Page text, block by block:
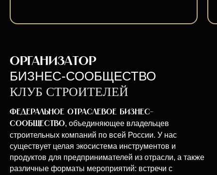
ОРГАНИЗАТОР
БИЗНЕС-СООБЩЕСТВО
КЛУБ СТРОИТЕЛЕЙ
Федеральное отраслевое бизнес-
сообщество, объединяющее владельцев
строительных компаний по всей России. У нас
существует целая экосистема инструментов и
продуктов для предпринимателей из отрасли, а также
различные форматы мероприятий: встречи с